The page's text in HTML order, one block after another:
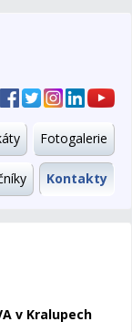
Fotogalerie
Kontakty
v Kralupech